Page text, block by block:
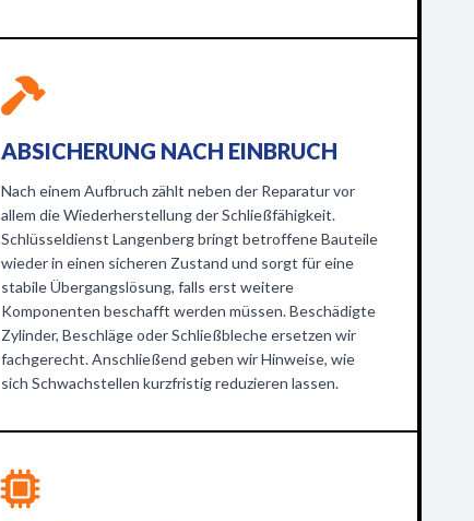
ABSICHERUNG NACH EINBRUCH
Nach einem Aufbruch zählt neben der Reparatur vor
allem die Wiederherstellung der Schließfähigkeit.
Schlüsseldienst Langenberg bringt betroffene Bauteile
wieder in einen sicheren Zustand und sorgt für eine
stabile Übergangslösung, falls erst weitere
Komponenten beschafft werden müssen. Beschädigte
Zylinder, Beschläge oder Schließbleche ersetzen wir
fachgerecht. Anschließend geben wir Hinweise, wie
sich Schwachstellen kurzfristig reduzieren lassen.